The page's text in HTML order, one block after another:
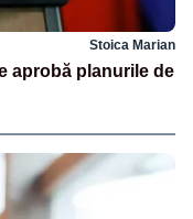
Stoica Marian
aprobă planurile de